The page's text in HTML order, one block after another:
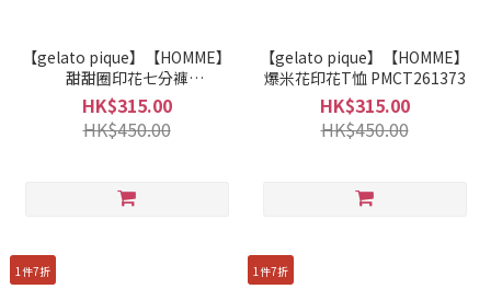
【gelato pique】【HOMME】
甜甜圈印花七分褲
PMCP261914
HK$315.00
HK$450.00
【gelato pique】【HOMME】
爆米花印花T恤 PMCT261373
HK$315.00
HK$450.00
1件7折 1件7折